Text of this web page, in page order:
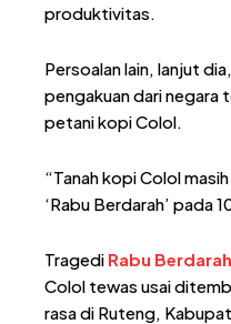
produktivitas.
Persoalan lain, lanjut
pengakuan dari negara
petani kopi Colol.
“Tanah kopi Colol
‘Rabu Berdarah’ pada
Tragedi Rabu Berdarah
Colol tewas usai
rasa di Ruteng,